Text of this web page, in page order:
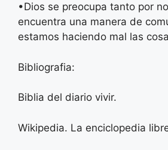
•​Dios se preocupa tanto por
encuentra una manera de
estamos haciendo mal las
Bibliografia:
Biblia del diario vivir.
Wikipedia. La enciclopedia